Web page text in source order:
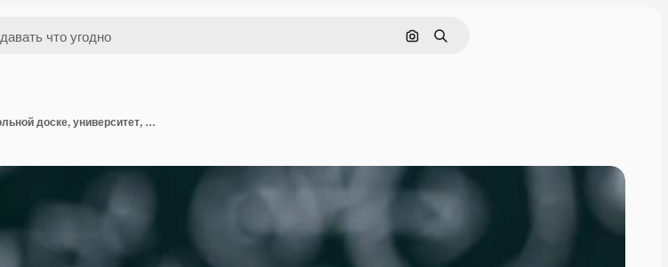
Поиск по изображению
Поиск
Обратно в школу концепции, будильник на школьной доске, университет, колледж